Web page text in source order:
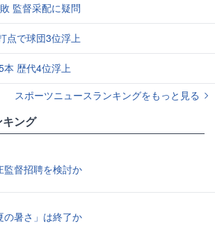
監督采配に疑問
点で球団3位浮上
本 歴代4位浮上
スポーツニュースランキングをもっと見る
ング
監督招聘を検討か
の暑さ」は終了か